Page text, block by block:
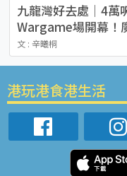
九龍灣好去處｜4萬
Wargame場開幕！
（附收費資訊）
文 : 辛曦桐
港玩港食港生活